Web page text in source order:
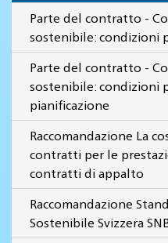
Parte del contratto -
sostenibile: condizioni
Parte del contratto -
sostenibile: condizioni
pianificazione
Raccomandazione La
contratti per le
contratti di appalto
Raccomandazione
Sostenibile Svizzera